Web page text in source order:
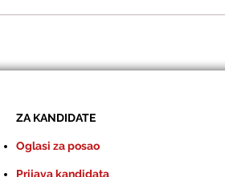
ZA KANDIDATE
Oglasi za posao
Prijava kandidata